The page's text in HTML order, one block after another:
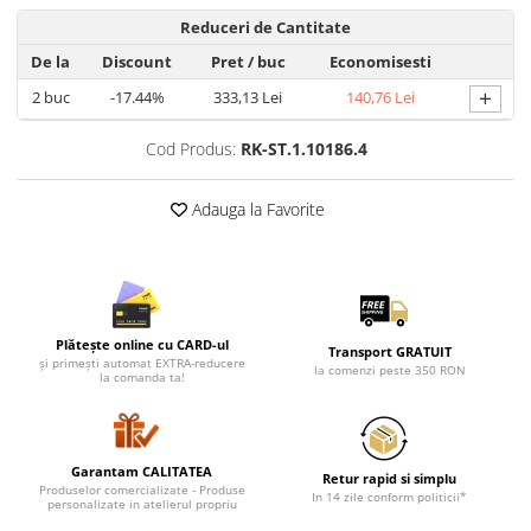
Lenjerii de pat pentru copii
Fashion
Pijamale de CRACIUN
Halate si pijamale Family
Seturi elegante femei
Pijamale de copii
Pijamale BIG SIZE femei
Cadouri ocazii speciale
Tricouri de craciun
Reduceri de Cantitate
De la
Discount Pret/ buc
Economisesti
2buc -17.44% 333,13 Lei 140,76 Lei +
Cod Produs: RK-ST.1.10186.4
Adauga la Favorite
Plătește online cu CARD-ul
și primești automat EXTRA-reducere
la comanda ta!
Transport GRATUIT
la comenzi peste 350 RON
Garantam CALITATEA
Produselor comercializate - Produse
personalizate in atelierul propriu
Retur rapid si simplu
In 14 zile conform politicii*